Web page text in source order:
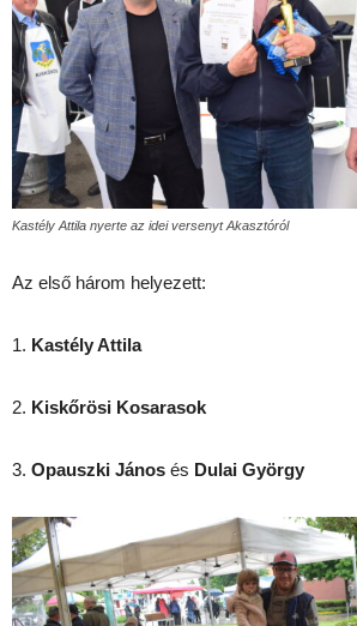
Kastély Attila nyerte az idei versenyt Akasztóról
Az első három helyezett:
1. Kastély Attila
2. Kiskőrösi Kosarasok
3. Opauszki János és Dulai György